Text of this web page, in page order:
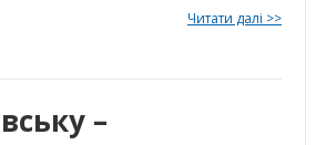
Читати далі >>
–